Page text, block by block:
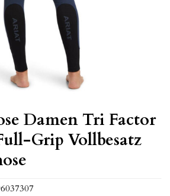
Damen Tri Factor
Grip Vollbesatz